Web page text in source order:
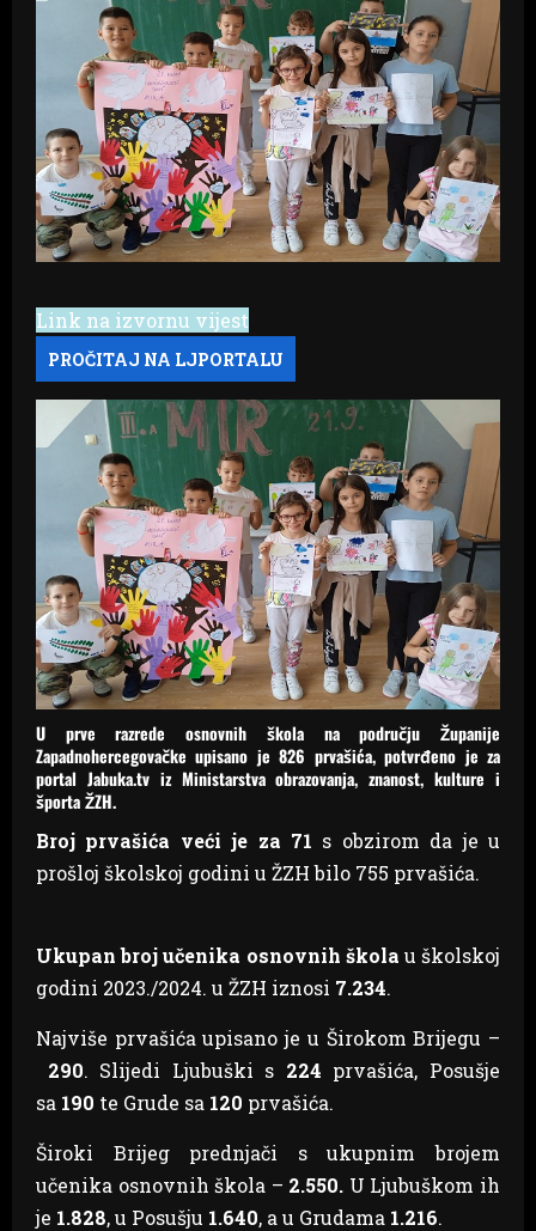
Link na izvornu vijest
U prve razrede osnovnih škola na području Županije
Zapadnohercegovačke upisano je 826 prvašića, potvrđeno je za
portal Jabuka.tv iz Ministarstva obrazovanja, znanost, kulture i
športa ŽZH.
Broj prvašića veći je za 71 s obzirom da je u
prošloj školskoj godini u ŽZH bilo 755 prvašića.
Ukupan broj učenika osnovnih škola u školskoj
godini 2023./2024. u ŽZH iznosi 7.234.
Najviše prvašića upisano je u Širokom Brijegu –
290. Slijedi Ljubuški s 224 prvašića, Posušje
sa 190 te Grude sa 120 prvašića.
Široki Brijeg prednjači s ukupnim brojem
učenika osnovnih škola – 2.550. U Ljubuškom ih
je 1.828, u Posušju 1.640, a u Grudama 1.216.